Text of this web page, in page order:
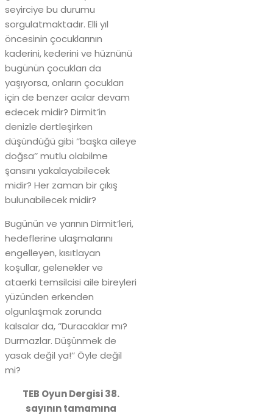
seyirciye bu durumu
sorgulatmaktadır. Elli yıl
öncesinin çocuklarının
kaderini, kederini ve hüznünü
bugünün çocukları da
yaşıyorsa, onların çocukları
için de benzer acılar devam
edecek midir? Dirmit’in
denizle dertleşirken
düşündüğü gibi ‘’başka aileye
doğsa’’ mutlu olabilme
şansını yakalayabilecek
midir? Her zaman bir çıkış
bulunabilecek midir?
Bugünün ve yarının Dirmit’leri,
hedeflerine ulaşmalarını
engelleyen, kısıtlayan
koşullar, gelenekler ve
ataerki temsilcisi aile bireyleri
yüzünden erkenden
olgunlaşmak zorunda
kalsalar da, ‘’Duracaklar mı?
Durmazlar. Düşünmek de
yasak değil ya!’’ Öyle değil
mi?
TEB Oyun Dergisi 38.
sayının tamamına